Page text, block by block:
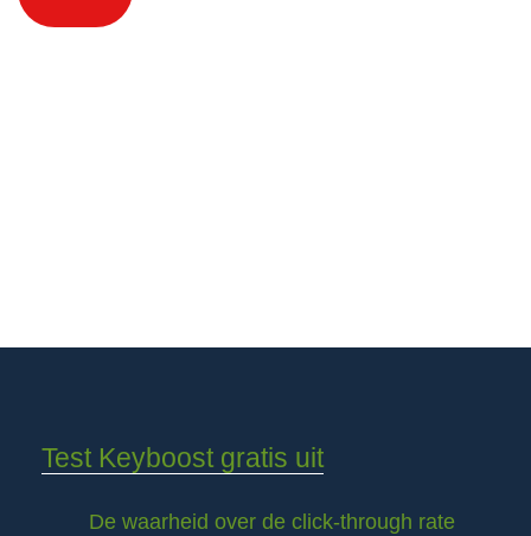
Test Keyboost gratis uit
De waarheid over de click-through rate